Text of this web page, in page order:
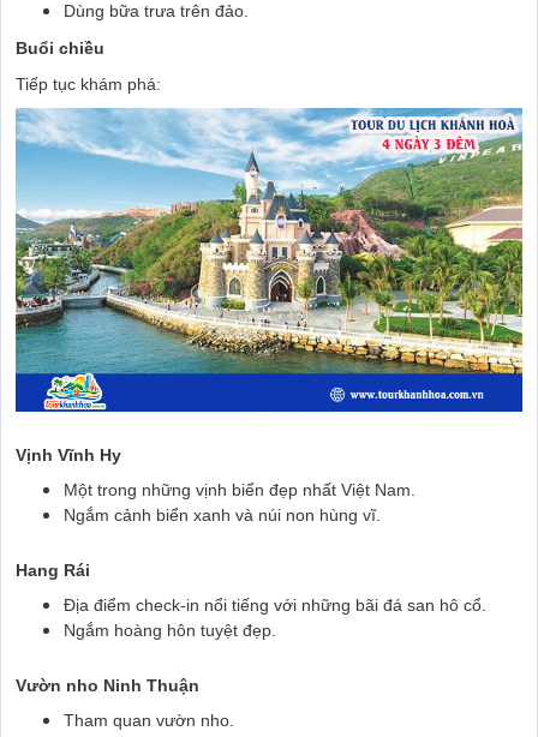
Dùng bữa trưa trên đảo.
Buổi chiều
Tiếp tục khám phá:
Vịnh Vĩnh Hy
Một trong những vịnh biển đẹp nhất Việt Nam.
Ngắm cảnh biển xanh và núi non hùng vĩ.
Hang Rái
Địa điểm check-in nổi tiếng với những bãi đá san hô cổ.
Ngắm hoàng hôn tuyệt đẹp.
Vườn nho Ninh Thuận
Tham quan vườn nho.